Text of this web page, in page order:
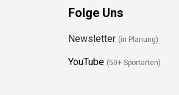
Folge Uns
Newsletter(in Planung)
YouTube (50+ Sportarten)